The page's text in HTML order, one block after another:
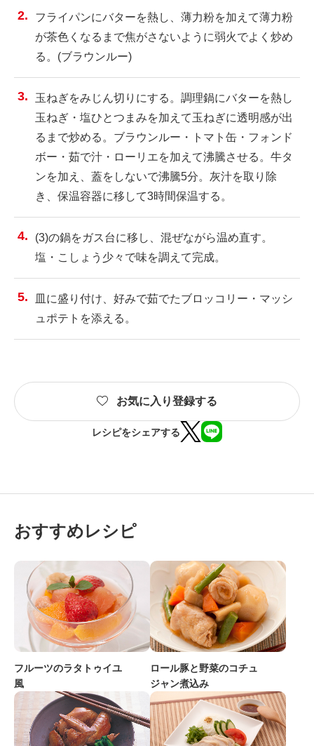
フライパンにバターを熱し、薄力粉を加えて薄力粉
が茶色くなるまで焦がさないように弱火でよく炒め
る。(ブラウンルー)
玉ねぎをみじん切りにする。調理鍋にバターを熱し
玉ねぎ・塩ひとつまみを加えて玉ねぎに透明感が出
るまで炒める。ブラウンルー・トマト缶・フォンド
ボー・茹で汁・ローリエを加えて沸騰させる。牛タ
ンを加え、蓋をしないで沸騰5分。灰汁を取り除
き、保温容器に移して3時間保温する。
(3)の鍋をガス台に移し、混ぜながら温め直す。
塩・こしょう少々で味を調えて完成。
皿に盛り付け、好みで茹でたブロッコリー・マッシ
ュポテトを添える。
お気に入り登録する
レシピをシェアする
おすすめレシピ
フルーツのラタトゥイユ
風
ロール豚と野菜のコチュ
ジャン煮込み